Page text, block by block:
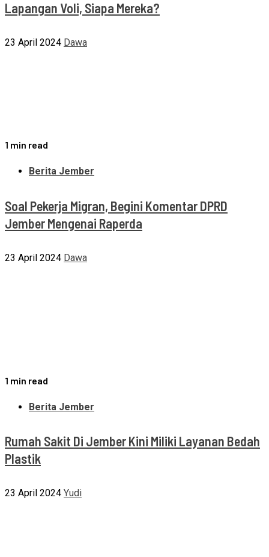
Lapangan Voli, Siapa Mereka?
23 April 2024 Dawa
1 min read
Berita Jember
Soal Pekerja Migran, Begini Komentar DPRD
Jember Mengenai Raperda
23 April 2024 Dawa
1 min read
Berita Jember
Rumah Sakit Di Jember Kini Miliki Layanan Bedah
Plastik
23 April 2024 Yudi